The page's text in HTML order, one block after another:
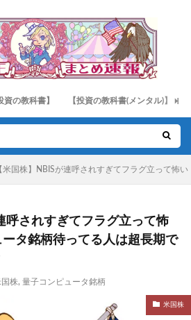
資の教科書】 【投資の教科書(メンタル)】
米国株】NBISが連呼されすぎてフラグ立って怖
呼されすぎてフラグ立って怖
タ銘柄待ってる人は超長期で
国株, 量子コンピュータ銘柄
米国株